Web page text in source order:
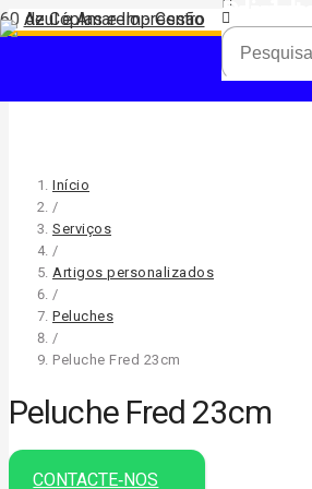
Produto
foi adicionado ao seu carrinho.
Início
/
Serviços
/
Artigos personalizados
/
Peluches
/
Peluche Fred 23cm
Peluche Fred 23cm
CONTACTE‑NOS